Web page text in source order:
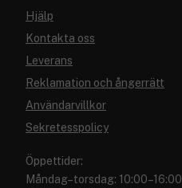
Hjälp
Kontakta oss
Leverans
Reklamation och ångerrätt
Användarvillkor
Sekretesspolicy
Öppettider:
Måndag–torsdag: 10:00–16:00